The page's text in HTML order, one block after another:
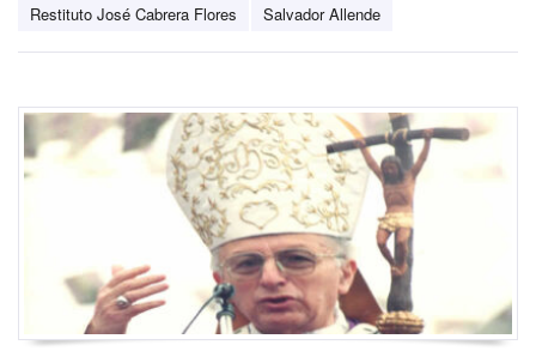
Restituto José Cabrera Flores
Salvador Allende